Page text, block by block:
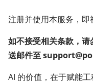
注册并使用本服务，即
如不接受相关条款，
送邮件至
AI 的价值，在于赋能